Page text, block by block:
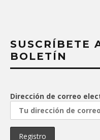
SUSCRÍBETE
BOLETÍN
Dirección de correo